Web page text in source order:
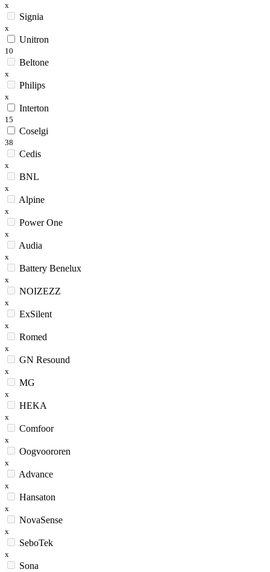
x
Signia
x
Unitron
10
Beltone
x
Philips
x
Interton
15
Coselgi
38
Cedis
x
BNL
x
Alpine
x
Power One
x
Audia
x
Battery Benelux
x
NOIZEZZ
x
ExSilent
x
Romed
x
GN Resound
x
MG
x
HEKA
x
Comfoor
x
Oogvoororen
x
Advance
x
Hansaton
x
NovaSense
x
SeboTek
x
Sona